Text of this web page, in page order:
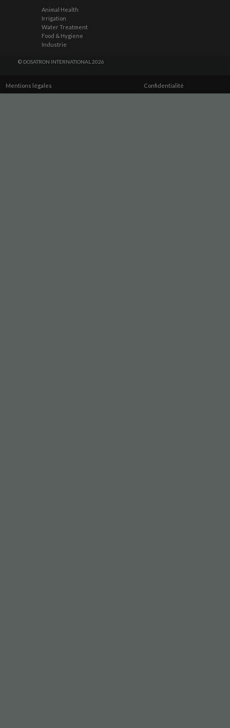
Animal Health
Irrigation
Water Treatment
Food & Hygiene
Industrie
© DOSATRON INTERNATIONAL 2026
Mentions légales Confidentialité